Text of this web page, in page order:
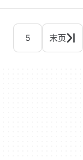
5 末页